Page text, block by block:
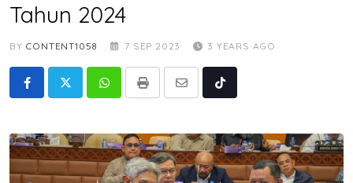
Tahun 2024
BY CONTENT1058 7 SEP 2023 3 YEARS AGO
WhatsappPrint
Share
Tiktok